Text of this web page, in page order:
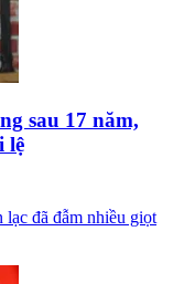
sau 17 năm,
lệ
lạc đã đẫm nhiều giọt